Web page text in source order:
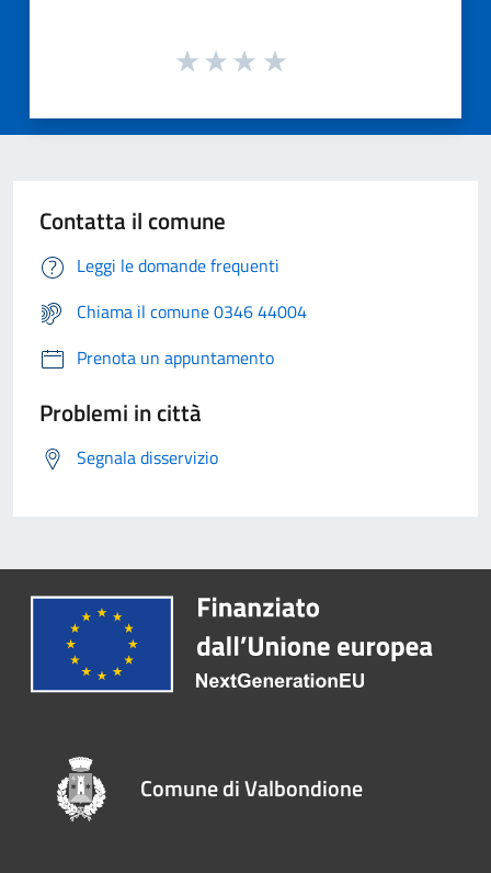
Contatta il comune
Leggi le domande frequenti
Chiama il comune 0346 44004
Prenota un appuntamento
Problemi in città
Segnala disservizio
Comune di Valbondione